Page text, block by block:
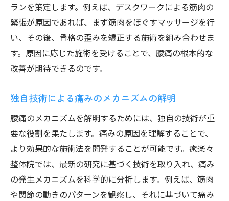
ランを策定します。例えば、デスクワークによる筋肉の
緊張が原因であれば、まず筋肉をほぐすマッサージを行
い、その後、骨格の歪みを矯正する施術を組み合わせま
す。原因に応じた施術を受けることで、腰痛の根本的な
改善が期待できるのです。
独自技術による痛みのメカニズムの解明
腰痛のメカニズムを解明するためには、独自の技術が重
要な役割を果たします。痛みの原因を理解することで、
より効果的な施術法を開発することが可能です。癒楽々
整体院では、最新の研究に基づく技術を取り入れ、痛み
の発生メカニズムを科学的に分析します。例えば、筋肉
や関節の動きのパターンを観察し、それに基づいて痛み